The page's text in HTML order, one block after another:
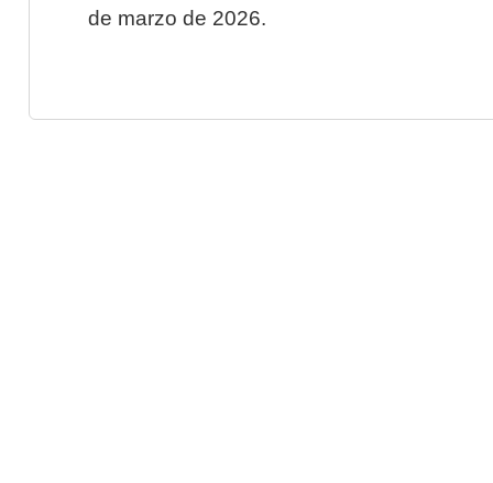
de marzo de 2026.